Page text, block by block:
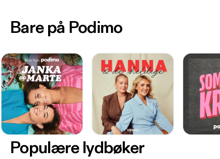
Bare på Podimo
Populære lydbøker